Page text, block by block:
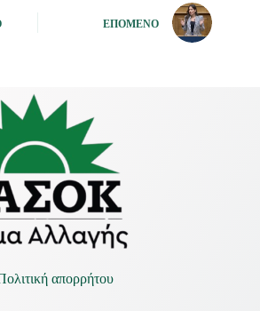
ΕΠΌΜΕΝΟ
απορρήτου